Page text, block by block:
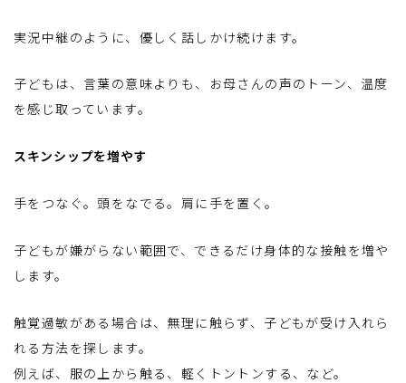
実況中継のように、優しく話しかけ続けます。
子どもは、言葉の意味よりも、お母さんの声のトーン、温度
を感じ取っています。
スキンシップを増やす
手をつなぐ。頭をなでる。肩に手を置く。
子どもが嫌がらない範囲で、できるだけ身体的な接触を増や
します。
触覚過敏がある場合は、無理に触らず、子どもが受け入れら
れる方法を探します。
例えば、服の上から触る、軽くトントンする、など。